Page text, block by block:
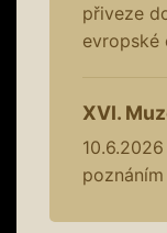
přiveze
evropské
XVI.
10.6.2026
poznáním